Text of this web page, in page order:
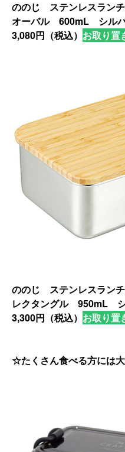
ののじ ステンレスラン
オーバル 600mL シル
3,080円（税込） お取り置
ののじ ステンレスラン
レクタングル 950mL
3,300円（税込） お取り置
☆たくさん食べる方には